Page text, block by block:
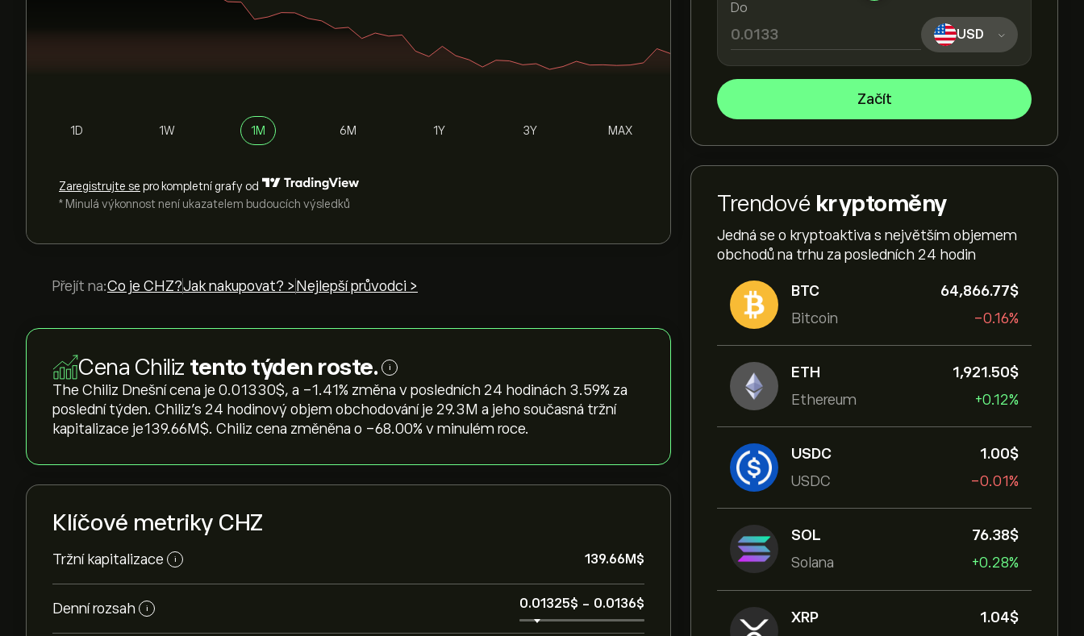
Do
USD
Začít
Trendové kryptoměny
Jedná se o kryptoaktiva s největším objemem
obchodů na trhu za posledních 24 hodin
BTC
Bitcoin
64,866.77‎$‎
-0.16%
ETH
Ethereum
1,921.50‎$‎
+0.12%
USDC
USDC
1.00‎$‎
-0.01%
SOL
Solana
76.38‎$‎
+0.28%
XRP
1.04‎$‎
1D 1W 1M 6M 1Y 3Y MAX
Zaregistrujte se pro kompletní grafy od
* Minulá výkonnost není ukazatelem budoucích výsledků
Přejít na:Co je CHZ?Jak nakupovat? > Nejlepší průvodci >
Cena Chiliz tento týden roste. i
The Chiliz Dnešní cena je 0.01330‎$‎, a ‎-1.41‎% změna v posledních 24 hodinách ‎3.59‎% za
poslední týden. Chiliz’s 24 hodinový objem obchodování je 29.3M a jeho současná tržní
kapitalizace je139.66M‎$‎. Chiliz cena změněna o ‎-68.00‎% v minulém roce.
Klíčové metriky CHZ
Tržní kapitalizace i 139.66M‎$‎
Denní rozsah i 0.01325‎$‎ - 0.0136‎$‎